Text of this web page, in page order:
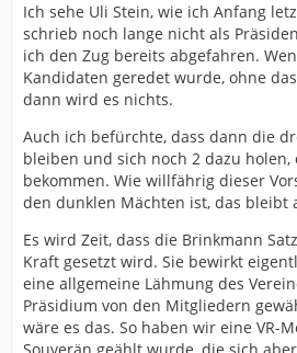
Ich sehe Uli Stein, wie ich Anfang
schrieb noch lange nicht als
ich den Zug bereits abgefahren.
Kandidaten geredet wurde, ohne
dann wird es nichts.
Auch ich befürchte, dass dann die
bleiben und sich noch 2 dazu
bekommen. Wie willfährig dieser
den dunklen Mächten ist, das bleibt
Es wird Zeit, dass die Brinkmann
Kraft gesetzt wird. Sie bewirkt
eine allgemeine Lähmung des
Präsidium von den Mitgliedern
wäre es das. So haben wir eine VR-